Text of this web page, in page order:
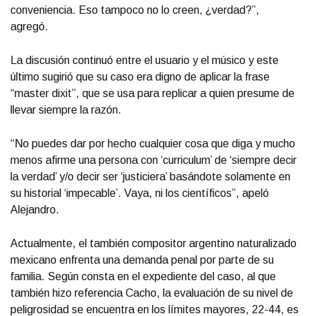
conveniencia. Eso tampoco no lo creen, ¿verdad?”,
agregó.
La discusión continuó entre el usuario y el músico y este
último sugirió que su caso era digno de aplicar la frase
“master dixit”, que se usa para replicar a quien presume de
llevar siempre la razón.
“No puedes dar por hecho cualquier cosa que diga y mucho
menos afirme una persona con ‘curriculum’ de ‘siempre decir
la verdad’ y/o decir ser ‘justiciera’ basándote solamente en
su historial ‘impecable’. Vaya, ni los científicos”, apeló
Alejandro.
Actualmente, el también compositor argentino naturalizado
mexicano enfrenta una demanda penal por parte de su
familia. Según consta en el expediente del caso, al que
también hizo referencia Cacho, la evaluación de su nivel de
peligrosidad se encuentra en los límites mayores, 22-44, es